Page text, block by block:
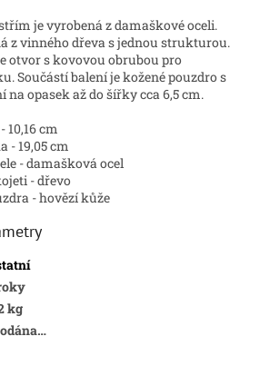
je vyrobená z damaškové oceli.
z vinného dřeva s jednou strukturou.
otvor s kovovou obrubou pro
Součástí balení je kožené pouzdro s
na opasek až do šířky cca 6,5 cm.
10,16 cm
- 19,05 cm
- damašková ocel
- dřevo
- hovězí kůže
kg